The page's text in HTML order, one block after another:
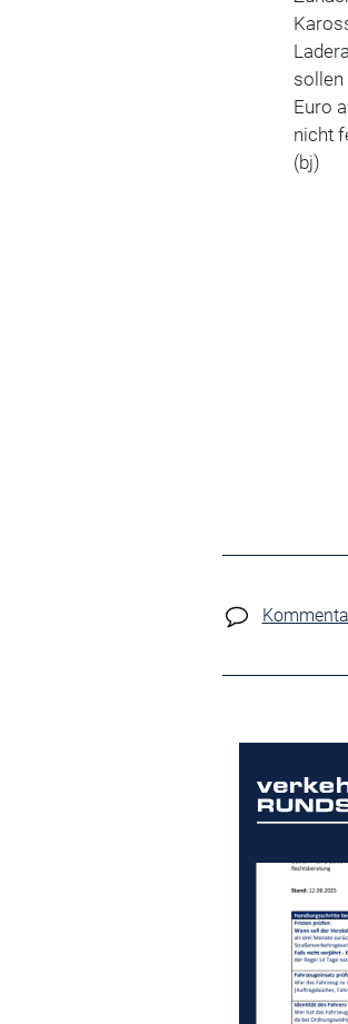
sollen
Euro
nicht
(bj)